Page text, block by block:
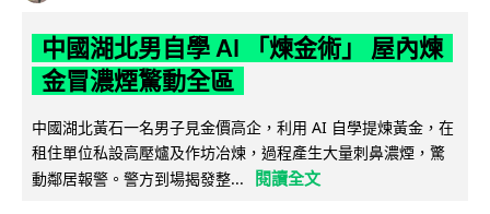
中國湖北男自學 AI 「煉金術」 屋內煉
金冒濃煙驚動全區
中國湖北黃石一名男子見金價高企，利用 AI 自學提煉黃金，在
租住單位私設高壓爐及作坊冶煉，過程產生大量刺鼻濃煙，驚
動鄰居報警。警方到場揭發整...
閱讀全文